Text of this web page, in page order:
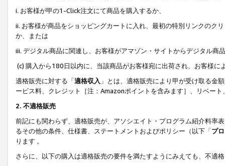
i. お客様が甲の1-Click注文にて商品を購入するか、
ii. お客様が商品をショッピングカートに入れ、最初の特別リンクのク
か、または
iii. デジタル商品に関連し、お客様がアマゾン・サイトからデジタル
(c) 購入から180日以内に、当該商品がお客様宛に出荷され、お客様
適格販売に対する「適格収入 」とは、適格販売により甲が受け取る金
ービス料、クレジット［注：Amazonポイントを含みます］、リベー
2. 不適格販売
前記にも関わらず、適格販売が、アソシエイト・プログラム紹介料率
るその他の条件、仕様書、ステートメントおよびポリシー（以下「プ
ります 。
さらに、以下の購入は適格販売の要件を満たすようにみえても、不適